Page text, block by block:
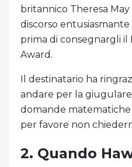
britannico Theresa
discorso
prima di consegnargli
Award.
Il destinatario ha
andare per la
domande
per favore non
2. Quando